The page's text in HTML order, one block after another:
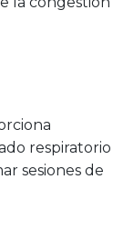
respiratorio
sesiones de